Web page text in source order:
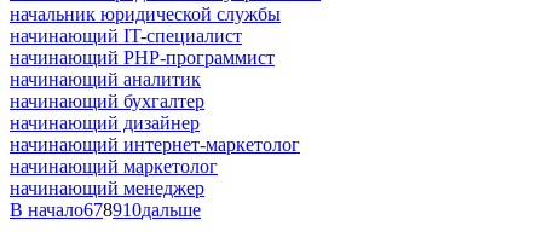
начальник юридической службы
начинающий IT-специалист
начинающий PHP-программист
начинающий аналитик
начинающий бухгалтер
начинающий дизайнер
начинающий интернет-маркетолог
начинающий маркетолог
начинающий менеджер
В начало678910дальше